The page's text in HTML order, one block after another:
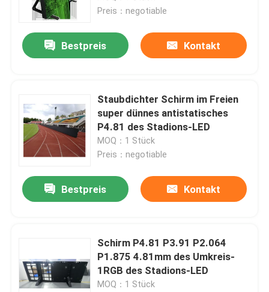
Preis：negotiable
Bestpreis Kontakt
Staubdichter Schirm im Freien
super dünnes antistatisches
P4.81 des Stadions-LED
MOQ：1 Stück
Preis：negotiable
Bestpreis Kontakt
Schirm P4.81 P3.91 P2.064
P1.875 4.81mm des Umkreis-
1RGB des Stadions-LED
MOQ：1 Stück